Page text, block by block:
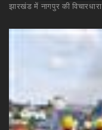
झारखंड में नागपुर की विचारधारा